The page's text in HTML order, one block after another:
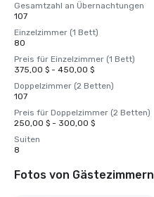
Gesamtzahl an Übernachtungen
107
Einzelzimmer (1 Bett)
80
Preis für Einzelzimmer (1 Bett)
375,00 $ - 450,00 $
Doppelzimmer (2 Betten)
107
Preis für Doppelzimmer (2 Betten)
250,00 $ - 300,00 $
Suiten
8
Fotos von Gästezimmern